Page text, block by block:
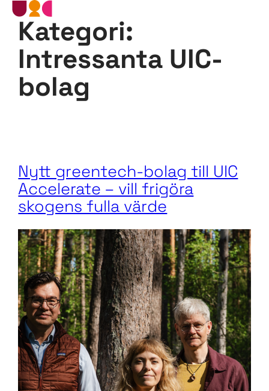
Hoppa
innehåll
Kategori:
Intressanta UIC-
bolag
Nytt greentech-bolag till UIC
Accelerate – vill frigöra
skogens fulla värde